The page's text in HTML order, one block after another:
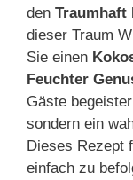
den Traumhaft
dieser Traum
Sie einen
Feuchter
Gäste
sondern ein
Dieses Rezept
einfach zu